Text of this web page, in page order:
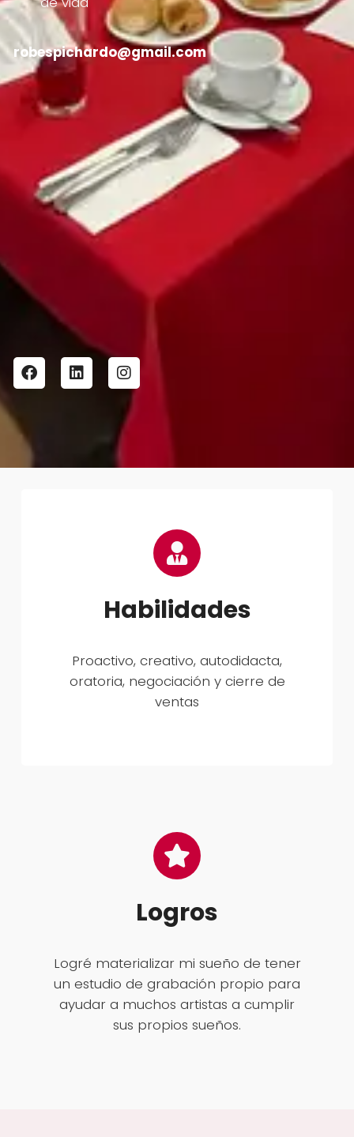
robespichardo@gmail.com
Habilidades
Proactivo, creativo, autodidacta,
oratoria, negociación y cierre de
ventas
Logros
Logré materializar mi sueño de tener
un estudio de grabación propio para
ayudar a muchos artistas a cumplir
sus propios sueños.